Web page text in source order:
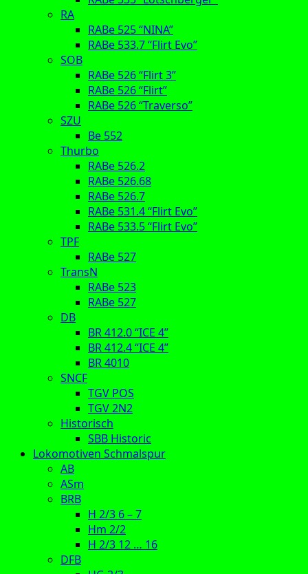
RA
RABe 525 “NINA”
RABe 533.7 “Flirt Evo”
SOB
RABe 526 “Flirt 3”
RABe 526 “Flirt”
RABe 526 “Traverso”
SZU
Be 552
Thurbo
RABe 526.2
RABe 526.68
RABe 526.7
RABe 531.4 “Flirt Evo”
RABe 533.5 “Flirt Evo”
TPF
RABe 527
TransN
RABe 523
RABe 527
DB
BR 412.0 “ICE 4”
BR 412.4 “ICE 4”
BR 4010
SNCF
TGV POS
TGV 2N2
Historisch
SBB Historic
Lokomotiven Schmalspur
AB
ASm
BRB
H 2/3 6 – 7
Hm 2/2
H 2/3 12 … 16
DFB